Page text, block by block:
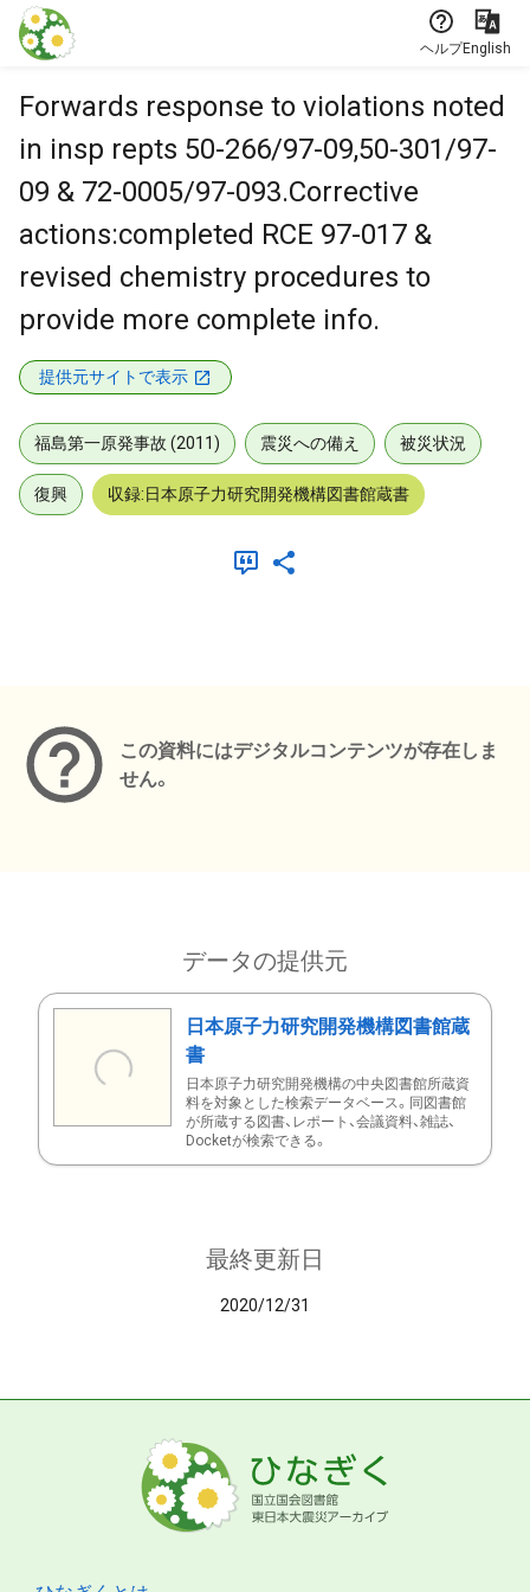
本文に飛ぶ
ヘルプEnglish
Forwards response to violations noted
in insp repts 50-266/97-09,50-301/97-
09 & 72-0005/97-093.Corrective
actions:completed RCE 97-017 &
revised chemistry procedures to
provide more complete info.
提供元サイトで表示
福島第一原発事故 (2011) 震災への備え 被災状況
復興 収録:日本原子力研究開発機構図書館蔵書
この資料にはデジタルコンテンツが存在しま
せん。
データの提供元
日本原子力研究開発機構図書館蔵
書
日本原子力研究開発機構の中央図書館所蔵資
料を対象とした検索データベース。同図書館
が所蔵する図書、レポート、会議資料、雑誌、
Docketが検索できる。
最終更新日
2020/12/31